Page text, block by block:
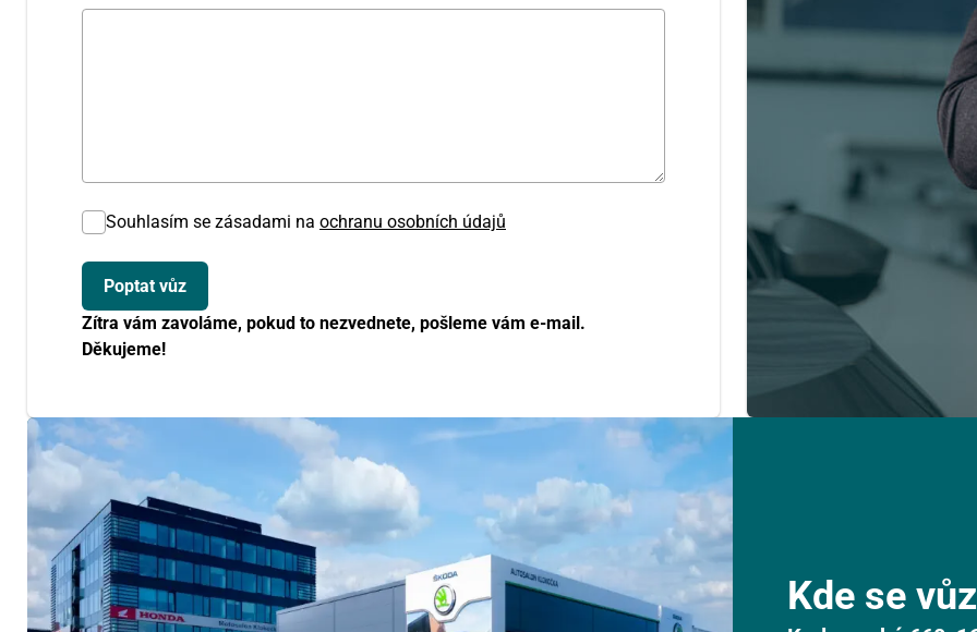
Souhlasím se zásadami na ochranu osobních údajů
Zítra vám zavoláme, pokud to nezvednete, pošleme vám e-mail.
Děkujeme!
Kde se